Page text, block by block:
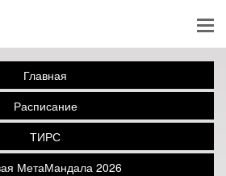
Главная
Расписание
ТИРС
МетаМандала 2026